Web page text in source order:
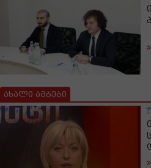
ახალი ამბები